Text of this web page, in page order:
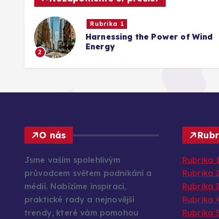
2
Rubrika 1
Harnessing the Power of Wind
Energy
O nás
Jsme vaším spolehlivým
průvodcem světem podnikání a
médií. Nabízíme inspiraci,
praktické rady a nejnovější
trendy, které vám pomohou
Rubrika 1
Rubrika
Rubrika 3
Rubrika
Rubrika 5